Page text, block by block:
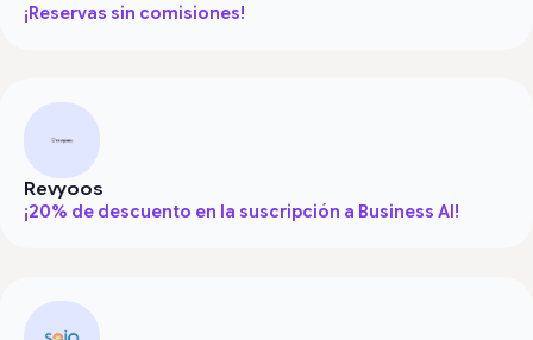
¡Reservas sin comisiones!
Revyoos
¡20% de descuento en la suscripción a Business AI!